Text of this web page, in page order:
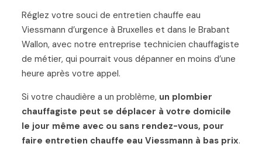
Réglez votre souci de entretien chauffe eau
Viessmann d’urgence à Bruxelles et dans le Brabant
Wallon, avec notre entreprise technicien chauffagiste
de métier, qui pourrait vous dépanner en moins d’une
heure après votre appel.
Si votre chaudière a un problème, un plombier
chauffagiste peut se déplacer à votre domicile
le jour même avec ou sans rendez-vous, pour
faire entretien chauffe eau Viessmann à bas prix.